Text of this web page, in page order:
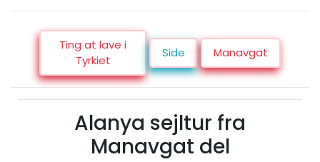
Ting at lave i
Tyrkiet
Side Manavgat
Alanya sejltur fra
Manavgat del